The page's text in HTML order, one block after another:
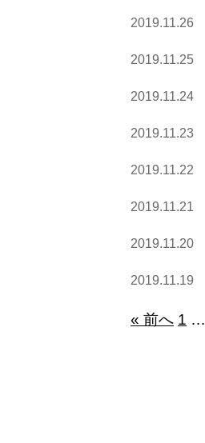
2019.11.26
2019.11.25
2019.11.24
2019.11.23
2019.11.22
2019.11.21
2019.11.20
2019.11.19
« 前へ 1 …